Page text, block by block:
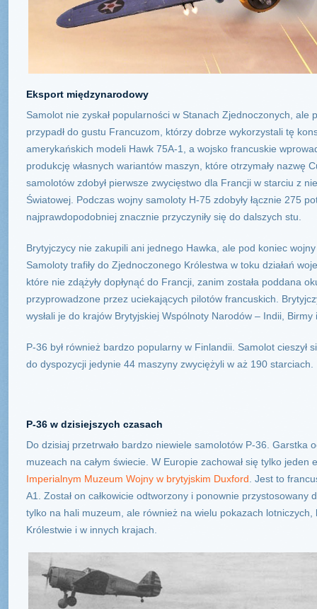
Eksport międzynarodowy
Samolot nie zyskał popularności w Stanach Zjednoczonych, ale
przypadł do gustu Francuzom, którzy dobrze wykorzystali tę
amerykańskich modeli Hawk 75A-1, a wojsko francuskie
produkcję własnych wariantów maszyn, które otrzymały nazwę
samolotów zdobył pierwsze zwycięstwo dla Francji w starciu z
Światowej. Podczas wojny samoloty H-75 zdobyły łącznie 275
najprawdopodobniej znacznie przyczyniły się do dalszych stu.
Brytyjczycy nie zakupili ani jednego Hawka, ale pod koniec
Samoloty trafiły do Zjednoczonego Królestwa w toku działań
które nie zdążyły dopłynąć do Francji, zanim została poddana
przyprowadzone przez uciekających pilotów francuskich.
wysłali je do krajów Brytyjskiej Wspólnoty Narodów – Indii, Birmy
P-36 był również bardzo popularny w Finlandii. Samolot cieszył
do dyspozycji jedynie 44 maszyny zwyciężyli w aż 190 starciach.
P-36 w dzisiejszych czasach
Do dzisiaj przetrwało bardzo niewiele samolotów P-36. Garstka
muzeach na całym świecie. W Europie zachował się tylko
Imperialnym Muzeum Wojny w brytyjskim Duxford . Jest to
A1. Został on całkowicie odtworzony i ponownie
tylko na hali muzeum, ale również na wielu pokazach
Królestwie i w innych krajach.